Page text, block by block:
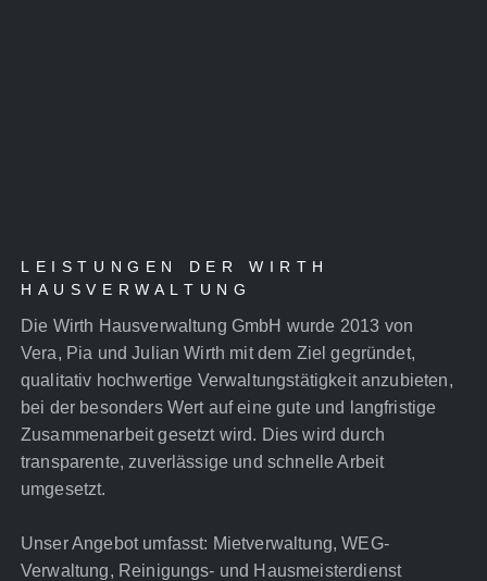
LEISTUNGEN DER WIRTH
HAUSVERWALTUNG
Die Wirth Hausverwaltung GmbH wurde 2013 von
Vera, Pia und Julian Wirth mit dem Ziel gegründet,
qualitativ hochwertige Verwaltungstätigkeit anzubieten,
bei der besonders Wert auf eine gute und langfristige
Zusammenarbeit gesetzt wird. Dies wird durch
transparente, zuverlässige und schnelle Arbeit
umgesetzt.
Unser Angebot umfasst: Mietverwaltung, WEG-
Verwaltung, Reinigungs- und Hausmeisterdienst